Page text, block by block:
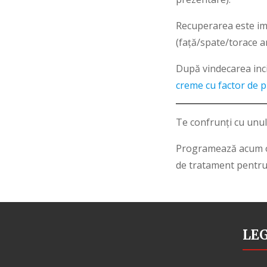
Recuperarea este
(față/spate/torace
După vindecarea
creme cu factor de
Te confrunți cu
Programează acum
de tratament